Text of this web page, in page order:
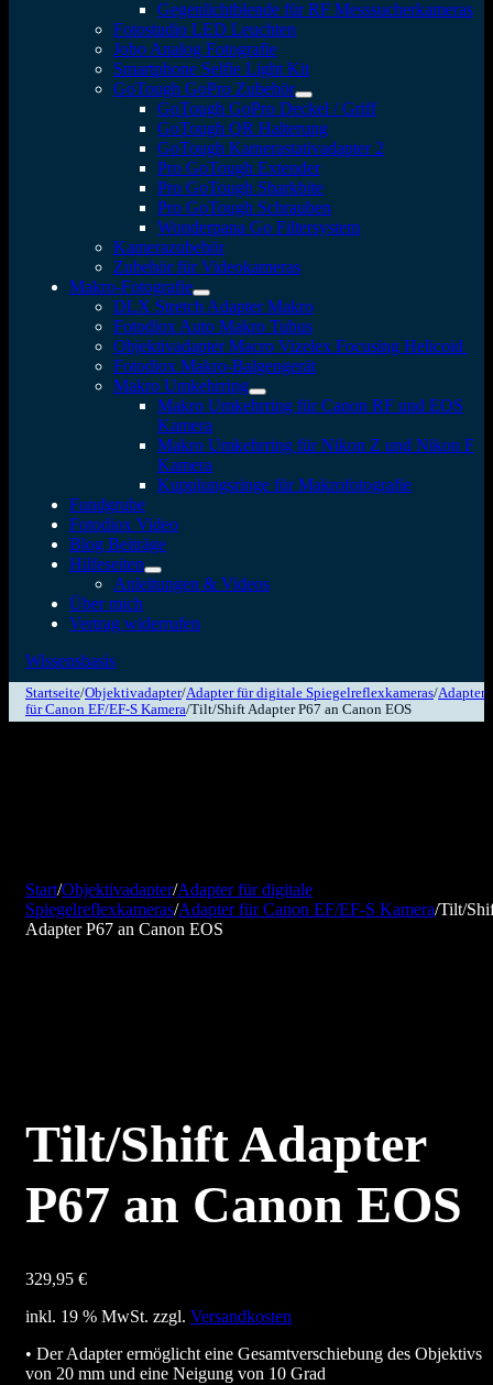
Gegenlichtblende für RF Messsucherkameras
Fotostudio LED Leuchten
Jobo Analog Fotografie
Smartphone Selfie Light Kit
GoTough GoPro Zubehör
GoTough GoPro Deckel / Griff
GoTough QR Halterung
GoTough Kamerastativadapter 2
Pro GoTough Extender
Pro GoTough Sharkbite
Pro GoTough Schrauben
Wonderpana Go Filtersystem
Kamerazubehör
Zubehör für Videokameras
Makro-Fotografie
DLX Stretch Adapter Makro
Fotodiox Auto Makro Tubus
Objektivadapter Macro Vizelex Focusing Helicoid
Fotodiox Makro-Balgengerät
Makro Umkehrring
Makro Umkehrring für Canon RF und EOS
Kamera
Makro Umkehrring für Nikon Z und Nikon F
Kamera
Kupplungsringe für Makrofotografie
Fundgrube
Fotodiox Video
Blog Beiträge
Hilfeseiten
Anleitungen & Videos
Über mich
Vertrag widerrufen
Wissensbasis
Startseite/Objektivadapter/Adapter für digitale Spiegelreflexkameras/Adapter
für Canon EF/EF-S Kamera/Tilt/Shift Adapter P67 an Canon EOS
Start/Objektivadapter/Adapter für digitale
Spiegelreflexkameras/Adapter für Canon EF/EF-S Kamera/Tilt/
Adapter P67 an Canon EOS
Tilt/Shift Adapter
P67 an Canon EOS
329,95 €
inkl. 19 % MwSt. zzgl. Versandkosten
• Der Adapter ermöglicht eine Gesamtverschiebung des Objektivs
von 20 mm und eine Neigung von 10 Grad